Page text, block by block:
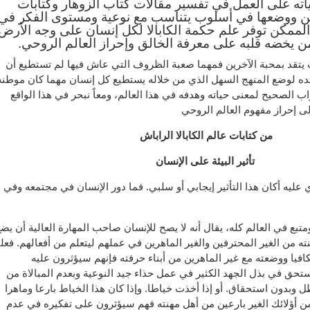
على العمل في تفسير مقالات كتاب الزوهار وكتابات
ووضعها في أسلوب يتناسب مع نوعية ومستوى الفكر
توفر علم حكمة الكابالا لكل إنسان على وجه
يخضه قلبه على معرفة الخالق وإحراز العالم الروحي.
بمحبة الآخرين فمهما صعبة الظروف التي عاش فيها لم تستطيع أن
لوضع المنهج السهل الذي من خلاله يستطيع كل إنسان مهما كان
الصحيح لمعنى حياته وهدفه في هذا العالم، ومعاً نبحر في هذا الواقع
إحراز مفهوم العالم الروحي
من كتابات عالم الكابالا الراباش
تأثير البيئة على الإنسان
عليه أكان هذا التأثير إيجابي أو سلبي. فما دور الإنسان في مجتمعه وفي
في العالم كله، يقال أنه لا يصح للإنسان صاحب المهارة العالية أن
من الغير المحترفين والغير الماهرين في عملهم ليتعلم من أفعالهم.
ووضعته مع غير الماهرين من أبناء حرفته فإنهم سيؤثرون عليه
في بذل الجهد الكثير في عمل حذاء جيد النوعية وبعدم المبالاة من
وبدون استحقاق. أو إذا أخذت خياطا. وإذا كان هذا الخياط بارعا وماهرا
أؤلائك الغير بارعين من أهل مهنته فهم سيؤثرون على تفكيره في عدم